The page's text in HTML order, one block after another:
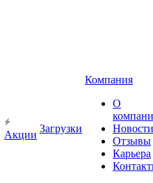
Акции
Загрузки
Компания
О
Новости
Отзывы
Карьера